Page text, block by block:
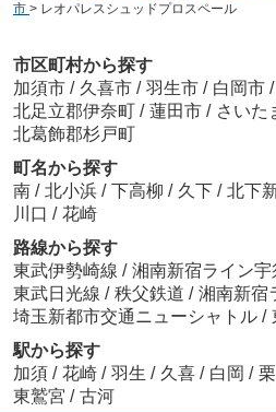
市 > レオパレスシュッドプロスペール
市区町村から探す
加須市 / 久喜市 / 羽生市 / 白岡市 /
北足立郡伊奈町 / 蓮田市 / さいた
北葛飾郡杉戸町
町名から探す
南 / 北小浜 / 下高柳 / 久下 / 北下
川口 / 花崎
路線から探す
東武伊勢崎線 / 湘南新宿ライン宇
東武日光線 / 秩父鉄道 / 湘南新宿
埼玉新都市交通ニューシャトル /
駅から探す
加須 / 花崎 / 羽生 / 久喜 / 白岡 /
東鷲宮 / 古河